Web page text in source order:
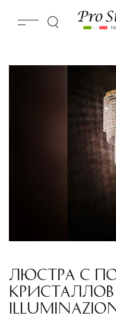
ЛЮСТРА С
КРИСТАЛЛОВ